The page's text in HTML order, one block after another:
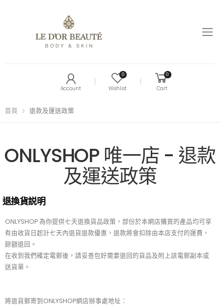
Account
0
Wishlist
0
Cart
首頁 退款及運送政策
ONLYSHOP 唯一店 - 退款
及運送政策
退換貨説明
ONLYSHOP 為你提供七天退換貨品政策，部份於本網店購買的產品均可享
有由收貨日起計七天內退貨退款優惠，退款將會扣除由本店支付的運費，
餘額退回。
在收到我們確定電郵後，請妥善包好需要退回的貨品及附上該電郵副本或
送貨單。
將退貨郵寄到ONLYSHOP網店辦事處地址：